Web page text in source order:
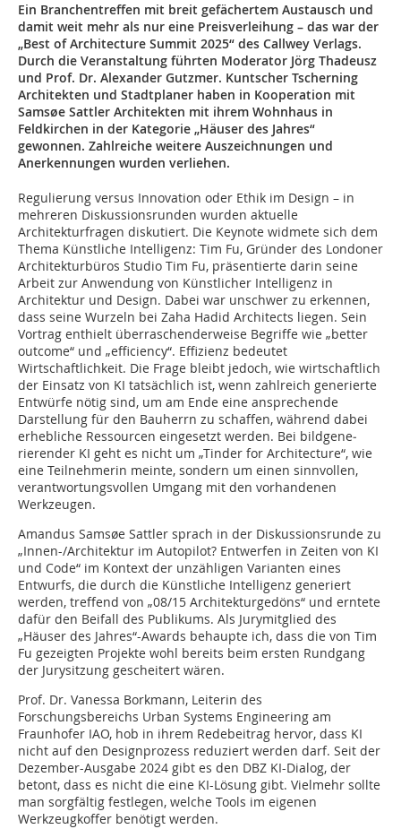
Ein Branchentreffen mit breit gefächertem Austausch und
damit weit mehr als nur eine Preisverleihung – das war der
„Best of Architecture Summit 2025“ des Callwey Verlags.
Durch die Veranstaltung führten Moderator Jörg Thadeusz
und Prof. Dr. Alexander Gutzmer. Kuntscher Tscherning
Architekten und Stadtplaner haben in Kooperation mit
Samsøe Sattler Architekten mit ihrem Wohnhaus in
Feldkirchen in der Kategorie „Häuser des Jahres“
gewonnen. Zahlreiche weitere Auszeichnungen und
Anerkennungen wurden verliehen.
Regulierung versus Innovation oder Ethik im Design – in
mehreren Diskussionsrunden wurden aktuelle
Architekturfragen diskutiert. Die Key­note widmete sich dem
Thema Künstliche Intelligenz: Tim Fu, Gründer des Londoner
Architekturbüros Studio Tim Fu, präsentierte darin seine
Arbeit zur Anwendung von Künstlicher Intelligenz in
Architektur und Design. Dabei war unschwer zu erkennen,
dass seine Wurzeln bei Zaha Hadid Architects liegen. Sein
Vortrag enthielt überraschenderweise Begriffe wie „better
outcome“ und „efficiency“. Effizienz bedeutet
Wirtschaftlichkeit. Die Frage bleibt jedoch, wie wirtschaftlich
der Einsatz von KI tatsächlich ist, wenn zahlreich generierte
Entwürfe nötig sind, um am Ende eine ansprechende
Darstellung für den Bauherrn zu schaffen, während dabei
erhebliche ­Ressourcen eingesetzt werden. Bei bildge­­­ne­
rierender KI geht es nicht um „Tinder for Ar­chi­tecture“, wie
eine Teilnehmerin meinte, sondern um einen sinnvollen,
verantwortungsvollen Umgang mit den vorhandenen
Werkzeugen.
Amandus Samsøe Sattler sprach in der Diskussionsrunde zu
„Innen-/Architektur im Autopilot? Entwerfen in Zeiten von KI
und Code“ im Kontext der unzähligen Varianten eines
Entwurfs, die durch die Künstliche Intelligenz generiert
werden, treffend von „08/15 Architekturgedöns“ und erntete
dafür den Beifall des Publikums. Als Jury­mitglied des
„Häuser des Jahres“-Awards behaupte ich, dass die von Tim
Fu gezeigten Projekte wohl bereits beim ersten Rundgang
der Jurysitzung gescheitert wären.
Prof. Dr. Vanessa Borkmann, Leiterin des
Forschungsbereichs Urban Systems Engineering am
Fraunhofer IAO, hob in ihrem Redebeitrag hervor, dass KI
nicht auf den Designprozess reduziert werden darf. Seit der
Dezember-Ausgabe 2024 gibt es den DBZ KI-Dialog, der
betont, dass es nicht die eine KI-Lösung gibt. Vielmehr sollte
man sorgfältig festlegen, welche Tools im eigenen
Werkzeugkoffer benötigt werden.